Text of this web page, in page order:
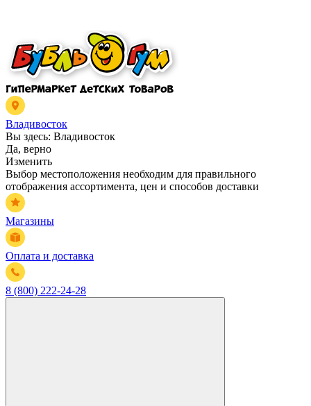
Владивосток
Вы здесь: Владивосток
Да, верно
Изменить
Выбор местоположения необходим для правильного
отображения ассортимента, цен и способов доставки
Магазины
Оплата и доставка
8 (800) 222-24-28